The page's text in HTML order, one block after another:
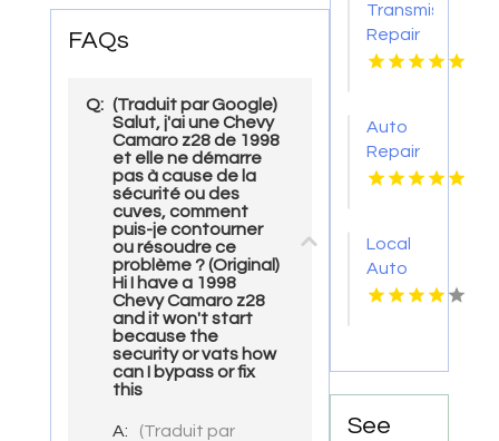
FAQs
Q: (Traduit par Google)
Salut, j'ai une Chevy
Camaro z28 de 1998
et elle ne démarre
pas à cause de la
sécurité ou des
cuves, comment
puis-je contourner
ou résoudre ce
problème ? (Original)
Hi I have a 1998
Chevy Camaro z28
and it won't start
because the
security or vats how
can I bypass or fix
this
A:
(Traduit par
NY
Transmission
Repair
O'Fallon
Auto
Repair
Services
Local
Auto
Repair
AL by
DC
See